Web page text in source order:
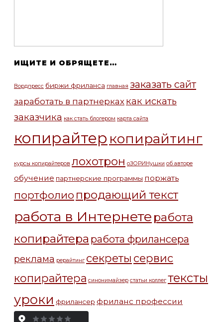
ИЩИТЕ И ОБРЯЩЕТЕ…
Вордпресс биржи фриланса главная заказать сайт
заработать в партнерках как искать
заказчика как стать блогером карта сайта
копирайтер копирайтинг
курсы копирайтеров лохотрон оЗОРИНушки об авторе
обучение партнерские программы поржать
портфолио продающий текст
работа в Интернете работа
копирайтера работа фрилансера
реклама рерайтинг секреты сервис
копирайтера синонимайзер статьи коллег тексты
уроки фрилансер фриланс профессии